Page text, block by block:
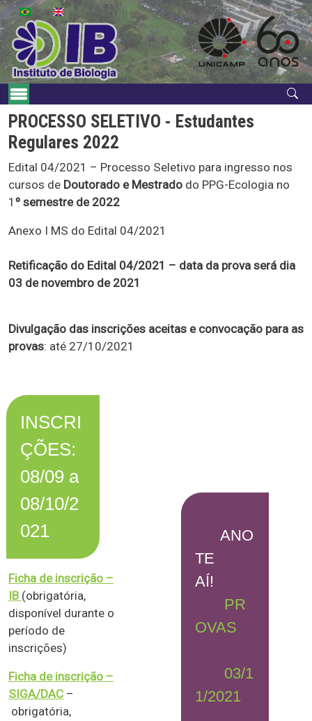
Pular para o conteúdo principal
Navegação principal
PROCESSO SELETIVO - Estudantes
Regulares 2022
Edital 04/2021 – Processo Seletivo para ingresso nos
cursos de Doutorado e Mestrado do PPG-Ecologia no
1 º semestre de 2022
Anexo I MS do Edital 04/2021
Retificação do Edital 04/2021 – data da prova será dia
03 de novembro de 2021
Divulgação das inscrições aceitas e convocação para as
provas: até 27/10/2021
INSCRI
ÇÕES:
08/09 a
08/10/2
021
Ficha de inscrição –
IB (obrigatória,
disponível durante o
período de
inscrições)
Ficha de inscrição –
SIGA/DAC –
obrigatória,
ANO
TE
AÍ!
PR
OVAS
03/1
1/2021